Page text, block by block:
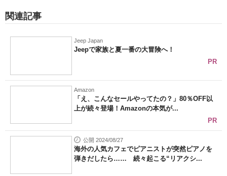
関連記事
Jeep Japan
Jeepで家族と夏一番の大冒険へ！
PR
Amazon
「え、こんなセールやってたの？」80％OFF以
上が続々登場！Amazonの本気が...
PR
公開 2024/08/27
海外の人気カフェでピアニストが突然ピアノを
弾きだしたら…… 続々起こる“リアクシ...